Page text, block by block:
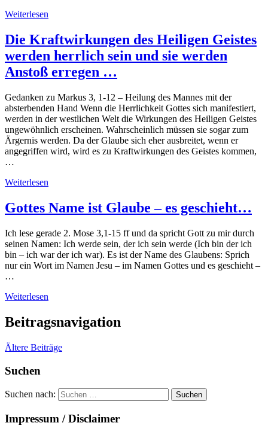
Weiterlesen
Die Kraftwirkungen des Heiligen Geistes
werden herrlich sein und sie werden
Anstoß erregen …
Gedanken zu Markus 3, 1-12 – Heilung des Mannes mit der
absterbenden Hand Wenn die Herrlichkeit Gottes sich manifestiert,
werden in der westlichen Welt die Wirkungen des Heiligen Geistes
ungewöhnlich erscheinen. Wahrscheinlich müssen sie sogar zum
Ärgernis werden. Da der Glaube sich eher ausbreitet, wenn er
angegriffen wird, wird es zu Kraftwirkungen des Geistes kommen,
…
Weiterlesen
Gottes Name ist Glaube – es geschieht…
Ich lese gerade 2. Mose 3,1-15 ff und da spricht Gott zu mir durch
seinen Namen: Ich werde sein, der ich sein werde (Ich bin der ich
bin – ich war der ich war). Es ist der Name des Glaubens: Sprich
nur ein Wort im Namen Jesu – im Namen Gottes und es geschieht –
…
Weiterlesen
Beitragsnavigation
Ältere Beiträge
Suchen
Suchen nach:
Impressum / Disclaimer